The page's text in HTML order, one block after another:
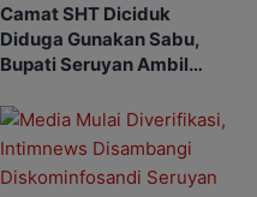
Camat SHT Diciduk
Diduga Gunakan Sabu,
Bupati Seruyan Ambil